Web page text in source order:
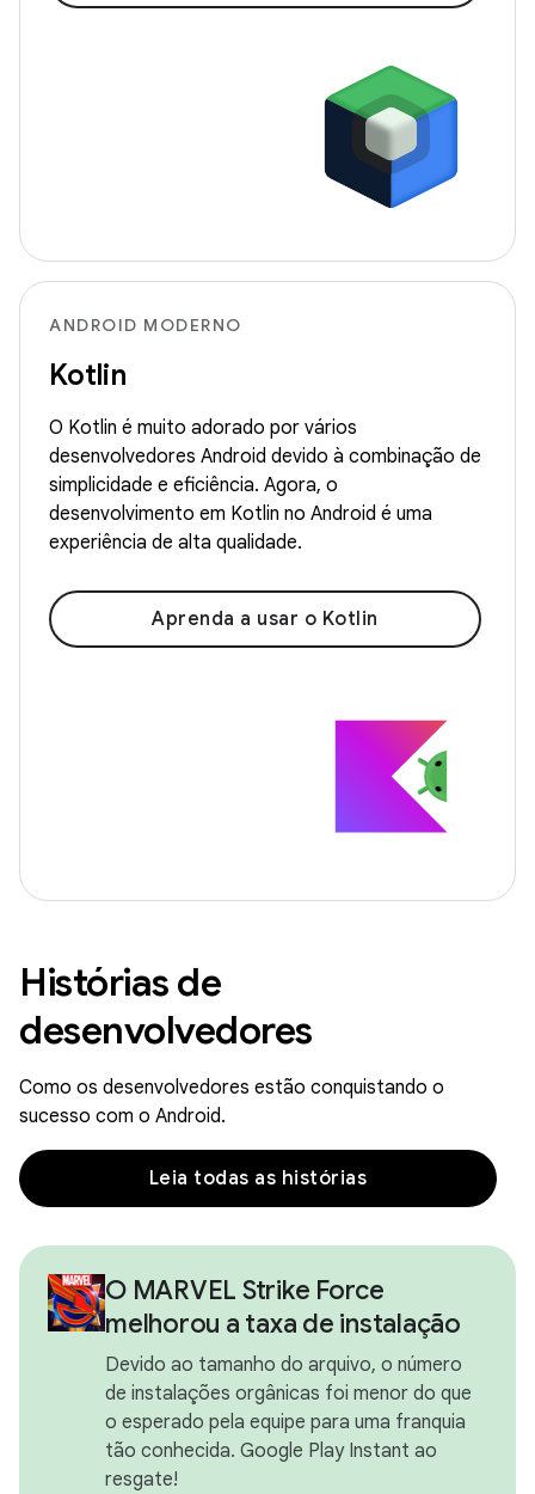
ANDROID MODERNO
Kotlin
O Kotlin é muito adorado por vários
desenvolvedores Android devido à combinação de
simplicidade e eficiência. Agora, o
desenvolvimento em Kotlin no Android é uma
experiência de alta qualidade.
Aprenda a usar o Kotlin
Histórias de
desenvolvedores
Como os desenvolvedores estão conquistando o
sucesso com o Android.
Leia todas as histórias
O MARVEL Strike Force
melhorou a taxa de instalação
Devido ao tamanho do arquivo, o número
de instalações orgânicas foi menor do que
o esperado pela equipe para uma franquia
tão conhecida. Google Play Instant ao
resgate!